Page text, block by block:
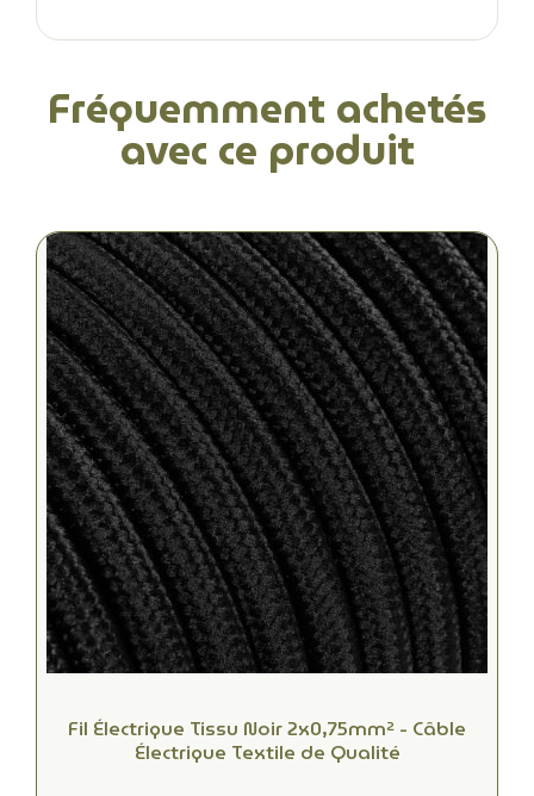
Fréquemment achetés
avec ce produit
Fil Électrique Tissu Noir 2x0,75mm² - Câble
Électrique Textile de Qualité